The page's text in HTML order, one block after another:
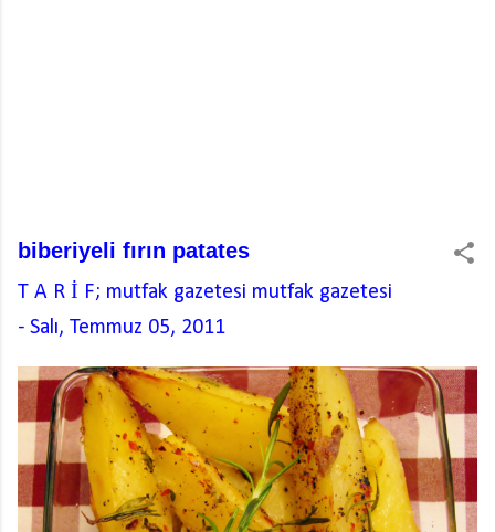
biberiyeli fırın patates
T A R İ F; mutfak gazetesi mutfak gazetesi
- Salı, Temmuz 05, 2011